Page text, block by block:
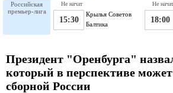
Российская
премьер-лига
Крылья Советов
15:30 Балтика
Не начат
18:00
Не начат
Президент "Оренбурга"
который в перспективе может
сборной России